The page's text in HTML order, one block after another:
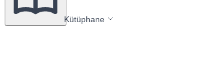
Kütüphane